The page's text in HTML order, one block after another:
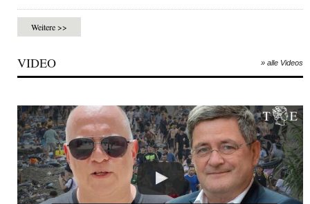
Weitere >>
VIDEO » alle Videos